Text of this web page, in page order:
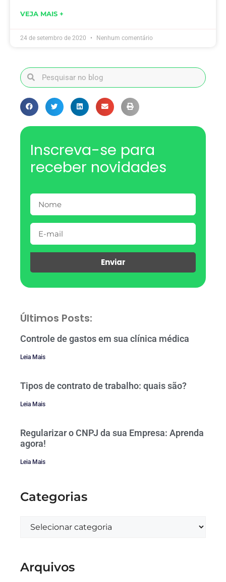
VEJA MAIS +
24 de setembro de 2020 Nenhum comentário
Inscreva-se para
receber novidades
Enviar
Últimos Posts:
Controle de gastos em sua clínica médica
Leia Mais
Tipos de contrato de trabalho: quais são?
Leia Mais
Regularizar o CNPJ da sua Empresa: Aprenda
agora!
Leia Mais
Categorias
Arquivos